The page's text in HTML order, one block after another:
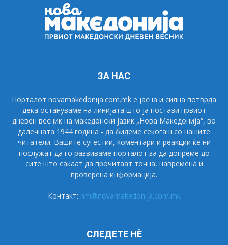
ЗА НАС
Порталот novamakedonija.com.mk е јасна и силна потврда
дека остануваме на линијата што ја постави првиот
дневен весник на македонски јазик „Нова Македонија“, во
далечната 1944 година - да бидеме секогаш со нашите
читатели. Вашите сугестии, коментари и реакции ќе ни
послужат да го развиваме порталот за да допреме до
сите што сакаат да прочитаат точна, навремена и
проверена информација.
Контакт: nm@novamakedonija.com.mk
СЛЕДЕТЕ НÈ